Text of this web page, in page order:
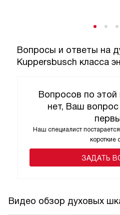
Вопросы и ответы на
Kuppersbusch класса
Вопросов по этой
нет, Ваш
Наш специалист
короткие
ЗАДАТЬ
Видео обзор духовых